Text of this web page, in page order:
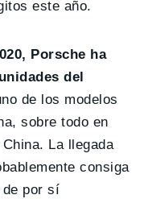
este año.
Porsche ha
del
de los modelos
sobre todo en
La llegada
consiga
por sí